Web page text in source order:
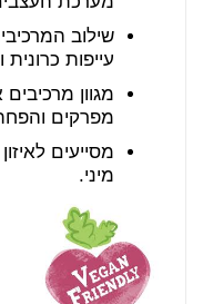
שילוב
עייפות
מגוון
מפרקים
מסייעים
מיני.